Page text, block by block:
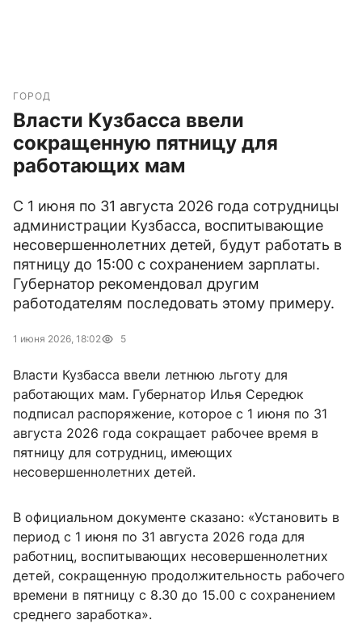
ГОРОД
Власти Кузбасса ввели
сокращенную пятницу для
работающих мам
С 1 июня по 31 августа 2026 года сотрудницы
администрации Кузбасса, воспитывающие
несовершеннолетних детей, будут работать в
пятницу до 15:00 с сохранением зарплаты.
Губернатор рекомендовал другим
работодателям последовать этому примеру.
1 июня 2026, 18:02 5
Власти Кузбасса ввели летнюю льготу для
работающих мам. Губернатор Илья Середюк
подписал распоряжение, которое с 1 июня по 31
августа 2026 года сокращает рабочее время в
пятницу для сотрудниц, имеющих
несовершеннолетних детей.
В официальном документе сказано: «Установить в
период с 1 июня по 31 августа 2026 года для
работниц, воспитывающих несовершеннолетних
детей, сокращенную продолжительность рабочего
времени в пятницу с 8.30 до 15.00 с сохранением
среднего заработка».